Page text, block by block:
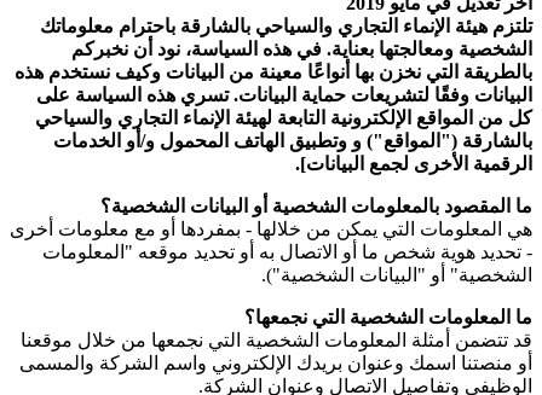
تلتزم هيئة الإنماء التجاري والسياحي بالشارقة باحترام معلوماتك
الشخصية ومعالجتها بعناية. في هذه السياسة، نود أن نخبركم
بالطريقة التي نخزن بها أنواعًا معينة من البيانات وكيف نستخدم هذه
البيانات وفقًا لتشريعات حماية البيانات. تسري هذه السياسة على
كل من المواقع الإلكترونية التابعة لهيئة الإنماء التجاري والسياحي
بالشارقة ("المواقع") و وتطبيق الهاتف المحمول و/أو الخدمات
الرقمية الأخرى لجمع البيانات].
ما المقصود بالمعلومات الشخصية أو البيانات الشخصية؟
هي المعلومات التي يمكن من خلالها - بمفردها أو مع معلومات أخرى
- تحديد هوية شخص ما أو الاتصال به أو تحديد موقعه "المعلومات
الشخصية" أو "البيانات الشخصية").
ما المعلومات الشخصية التي نجمعها؟
قد تتضمن أمثلة المعلومات الشخصية التي نجمعها من خلال موقعنا
أو منصتنا اسمك وعنوان بريدك الإلكتروني واسم الشركة والمسمى
الوظيفي وتفاصيل الاتصال وعنوان الشركة.